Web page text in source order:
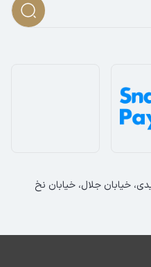
خیابان جلال، خیابان نخ